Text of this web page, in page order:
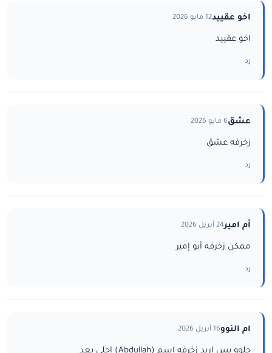
اخو عقييد12 مايو 2026
اخو عقييد
رد
عشق6 مايو 2026
زخرفه عشق
رد
أم امير24 أبريل 2026
ممكن زخرفه أبو إمير
رد
ام النوو16 أبريل 2026
حلوو بس اريد زخرفه اسم (Abdullah) احلى بعد